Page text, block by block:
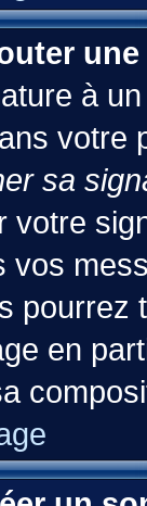
à
votre
sa
votre
vos
pourrez
en